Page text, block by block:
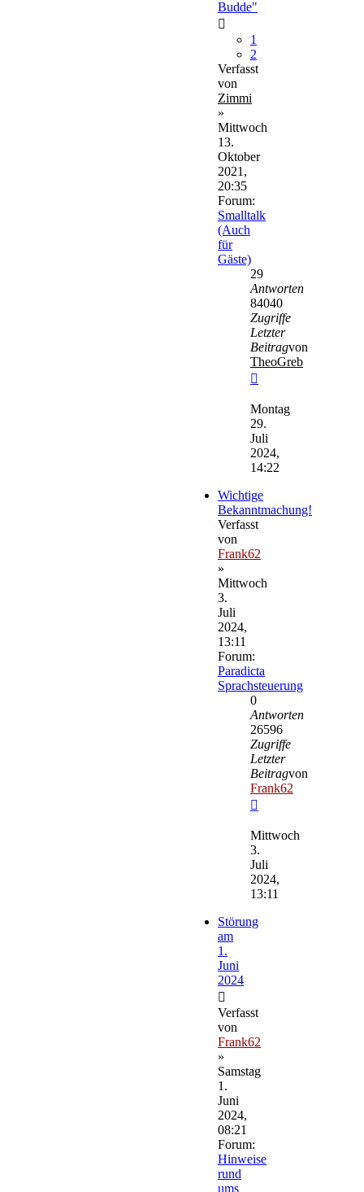
Budde"
1
2
Verfasst
von
Zimmi
»
Mittwoch
13.
Oktober
2021,
20:35
Forum:
Smalltalk
(Auch
für
Gäste)
29
Antworten
84040
Zugriffe
Letzter
Beitragvon
TheoGreb
Beitrag
Montag
29.
Juli
2024,
14:22
Wichtige
Bekanntmachung!
Verfasst
von
Frank62
»
Mittwoch
3.
Juli
2024,
13:11
Forum:
Paradicta
Sprachsteuerung
0
Antworten
26596
Zugriffe
Letzter
Beitragvon
Frank62
Beitrag
Mittwoch
3.
Juli
2024,
13:11
Störung
am
1.
Juni
2024
Verfasst
von
Frank62
»
Samstag
1.
Juni
2024,
08:21
Forum:
Hinweise
rund
ums